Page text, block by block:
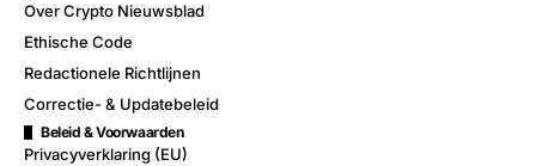
Over Crypto Nieuwsblad
Ethische Code
Redactionele Richtlijnen
Correctie- & Updatebeleid
Beleid & Voorwaarden
Privacyverklaring (EU)